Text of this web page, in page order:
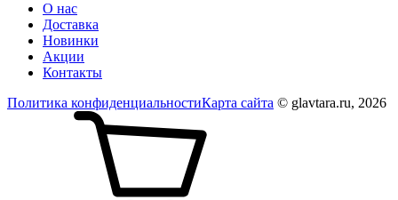
О нас
Доставка
Новинки
Акции
Контакты
Политика конфиденциальностиКарта сайта © glavtara.ru, 2026